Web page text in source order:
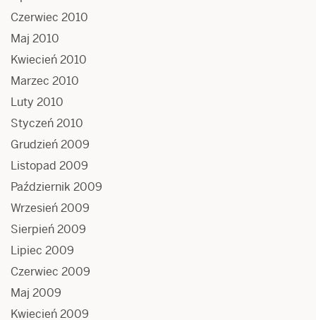
Czerwiec 2010
Maj 2010
Kwiecień 2010
Marzec 2010
Luty 2010
Styczeń 2010
Grudzień 2009
Listopad 2009
Październik 2009
Wrzesień 2009
Sierpień 2009
Lipiec 2009
Czerwiec 2009
Maj 2009
Kwiecień 2009